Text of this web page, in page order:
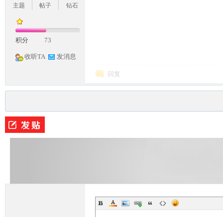
主题
帖子
钻石
积分 73
收听TA 发消息
回复